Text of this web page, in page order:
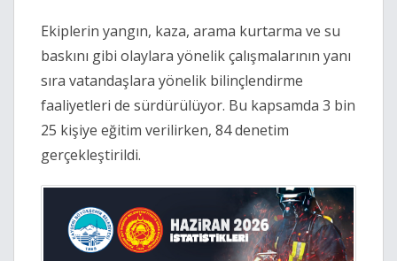
Ekiplerin yangın, kaza, arama kurtarma ve su
baskını gibi olaylara yönelik çalışmalarının yanı
sıra vatandaşlara yönelik bilinçlendirme
faaliyetleri de sürdürülüyor. Bu kapsamda 3 bin
25 kişiye eğitim verilirken, 84 denetim
gerçekleştirildi.